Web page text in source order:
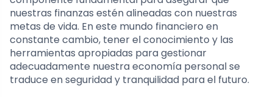
nuestras finanzas estén alineadas con nuestras
metas de vida. En este mundo financiero en
constante cambio, tener el conocimiento y las
herramientas apropiadas para gestionar
adecuadamente nuestra economía personal se
traduce en seguridad y tranquilidad para el futuro.